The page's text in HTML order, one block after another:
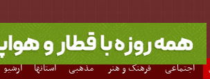
اجتماعی فرهنگ و هنر مذهبی استانها آرشیو